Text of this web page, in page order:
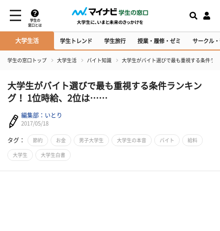
学生の
窓口とは
大学生活 学生トレンド 学生旅行 授業・履修・ゼミ サークル
学生の窓口トップ 大学生活 バイト知識 大学生がバイト選びで最も重視する条件ラ
大学生がバイト選びで最も重視する条件ランキン
グ！ 1位時給、2位は……
編集部：いとり
2017/05/18
タグ： 節約 お金 男子大学生 大学生の本音 バイト 給料
大学生 大学生白書